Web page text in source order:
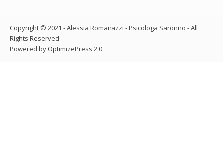
Copyright © 2021 - Alessia Romanazzi - Psicologa Saronno - All
Rights Reserved
Powered by OptimizePress 2.0